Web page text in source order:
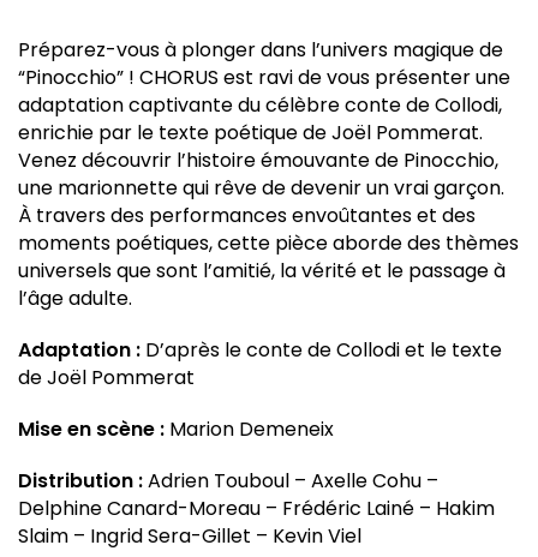
Préparez-vous à plonger dans l’univers magique de
“Pinocchio” ! CHORUS est ravi de vous présenter une
adaptation captivante du célèbre conte de Collodi,
enrichie par le texte poétique de Joël Pommerat.
Venez découvrir l’histoire émouvante de Pinocchio,
une marionnette qui rêve de devenir un vrai garçon.
À travers des performances envoûtantes et des
moments poétiques, cette pièce aborde des thèmes
universels que sont l’amitié, la vérité et le passage à
l’âge adulte.
Adaptation : D’après le conte de Collodi et le texte
de Joël Pommerat
Mise en scène : Marion Demeneix
Distribution :Adrien Touboul – Axelle Cohu –
Delphine Canard-Moreau – Frédéric Lainé – Hakim
Slaim – Ingrid Sera-Gillet – Kevin Viel